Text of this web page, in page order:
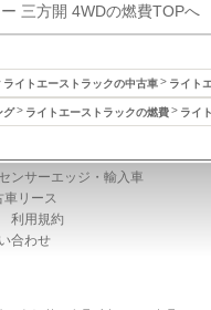
ー 三方開 4WDの燃費TOPへ
ライトエーストラックの中古車 ライト
グ ライトエーストラックの燃費 ライ
ンサーエッジ・輸入車
車リース
利用規約
合わせ